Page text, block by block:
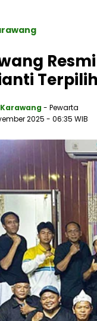
- Pewarta
2025 - 06:35 WIB